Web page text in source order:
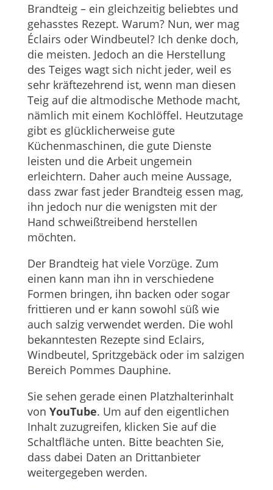
Brandteig – ein gleichzeitig beliebtes und
gehasstes Rezept. Warum? Nun, wer mag
Éclairs oder Windbeutel? Ich denke doch,
die meisten. Jedoch an die Herstellung
des Teiges wagt sich nicht jeder, weil es
sehr kräftezehrend ist, wenn man diesen
Teig auf die altmodische Methode macht,
nämlich mit einem Kochlöffel. Heutzutage
gibt es glücklicherweise gute
Küchenmaschinen, die gute Dienste
leisten und die Arbeit ungemein
erleichtern. Daher auch meine Aussage,
dass zwar fast jeder Brandteig essen mag,
ihn jedoch nur die wenigsten mit der
Hand schweißtreibend herstellen
möchten.
Der Brandteig hat viele Vorzüge. Zum
einen kann man ihn in verschiedene
Formen bringen, ihn backen oder sogar
frittieren und er kann sowohl süß wie
auch salzig verwendet werden. Die wohl
bekanntesten Rezepte sind Eclairs,
Windbeutel, Spritzgebäck oder im salzigen
Bereich Pommes Dauphine.
Sie sehen gerade einen Platzhalterinhalt
von YouTube. Um auf den eigentlichen
Inhalt zuzugreifen, klicken Sie auf die
Schaltfläche unten. Bitte beachten Sie,
dass dabei Daten an Drittanbieter
weitergegeben werden.